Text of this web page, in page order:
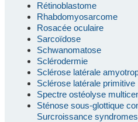
Rétinoblastome
Rhabdomyosarcome
Rosacée oculaire
Sarcoïdose
Schwanomatose
Sclérodermie
Sclérose latérale
Sclérose latérale primitive
Spectre ostéolyse
Sténose sous-glottique
Surcroissance